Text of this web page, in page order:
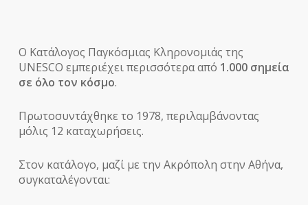
Ο Κατάλογος Παγκόσμιας Κληρονομιάς της
UNESCO εμπεριέχει περισσότερα από 1.000 σημεία
σε όλο τον κόσμο.
Πρωτοσυντάχθηκε το 1978, περιλαμβάνοντας
μόλις 12 καταχωρήσεις.
Στον κατάλογο, μαζί με την Ακρόπολη στην Αθήνα,
συγκαταλέγονται: